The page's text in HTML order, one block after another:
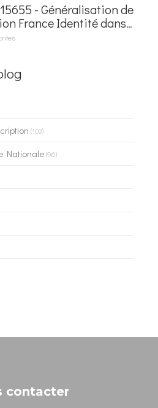
- Généralisation de
France Identité dans
du quotidien
(103)
Nationale(96)
contacter